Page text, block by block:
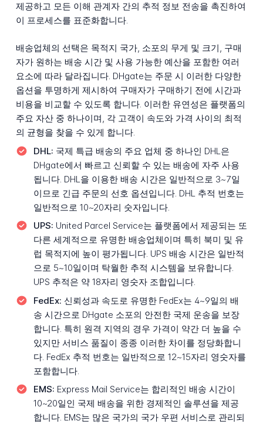
제공하고 모든 이해 관계자 간의 추적 정보 전송을 촉진하여
이 프로세스를 표준화합니다.
배송업체의 선택은 목적지 국가, 소포의 무게 및 크기, 구매
자가 원하는 배송 시간 및 사용 가능한 예산을 포함한 여러
요소에 따라 달라집니다. DHgate는 주문 시 이러한 다양한
옵션을 투명하게 제시하여 구매자가 구매하기 전에 시간과
비용을 비교할 수 있도록 합니다. 이러한 유연성은 플랫폼의
주요 자산 중 하나이며, 각 고객이 속도와 가격 사이의 최적
의 균형을 찾을 수 있게 합니다.
DHL: 국제 특급 배송의 주요 업체 중 하나인 DHL은
DHgate에서 빠르고 신뢰할 수 있는 배송에 자주 사용
됩니다. DHL을 이용한 배송 시간은 일반적으로 3~7일
이므로 긴급 주문의 선호 옵션입니다. DHL 추적 번호는
일반적으로 10~20자리 숫자입니다.
UPS: United Parcel Service는 플랫폼에서 제공되는 또
다른 세계적으로 유명한 배송업체이며 특히 북미 및 유
럽 목적지에 높이 평가됩니다. UPS 배송 시간은 일반적
으로 5~10일이며 탁월한 추적 시스템을 보유합니다.
UPS 추적은 약 18자리 영숫자 조합입니다.
FedEx: 신뢰성과 속도로 유명한 FedEx는 4~9일의 배
송 시간으로 DHgate 소포의 안전한 국제 운송을 보장
합니다. 특히 원격 지역의 경우 가격이 약간 더 높을 수
있지만 서비스 품질이 종종 이러한 차이를 정당화합니
다. FedEx 추적 번호는 일반적으로 12~15자리 영숫자를
포함합니다.
EMS: Express Mail Service는 합리적인 배송 시간이
10~20일인 국제 배송을 위한 경제적인 솔루션을 제공
합니다. EMS는 많은 국가의 국가 우편 서비스로 관리되